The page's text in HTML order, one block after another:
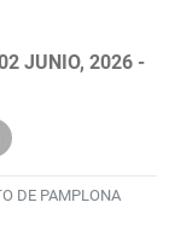
JUNIO, 2026 -
DE PAMPLONA